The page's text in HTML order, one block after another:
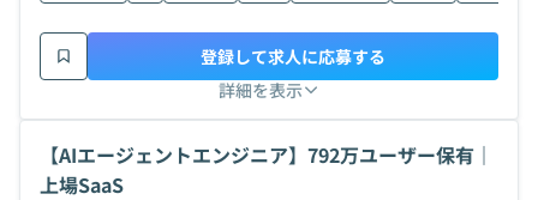
詳細を表示
登録して求人に応募する
【AIエージェントエンジニア】792万ユーザー保有｜
上場SaaS